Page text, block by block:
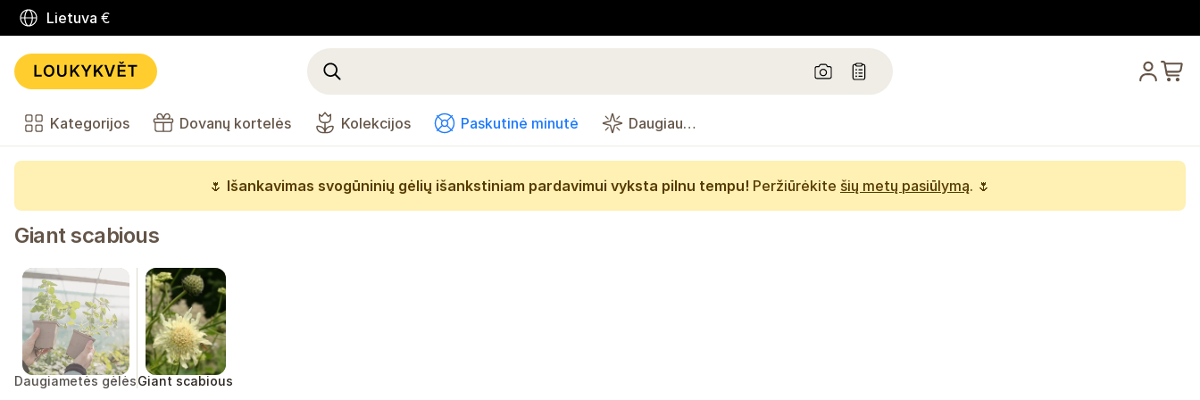
Lietuva €
Kategorijos Dovanų kortelės Kolekcijos Paskutinė minutė Daugiau…
🌷 Išankavimas svogūninių gėlių išankstiniam pardavimui vyksta pilnu tempu! Peržiūrėkite šių metų pasiūlymą. 🌷
Giant scabious
Daugiametės gėlėsGiant scabious